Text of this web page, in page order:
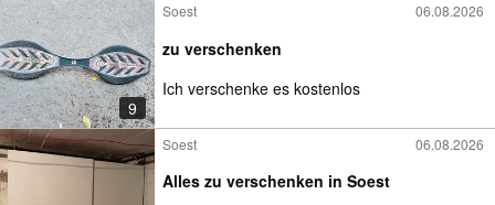
9
Soest 06.08.2026
zu verschenken
Ich verschenke es kostenlos
Soest 06.08.2026
Alles zu verschenken in Soest